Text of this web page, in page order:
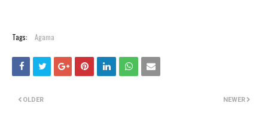
Tags: Agama
NEWER
OLDER